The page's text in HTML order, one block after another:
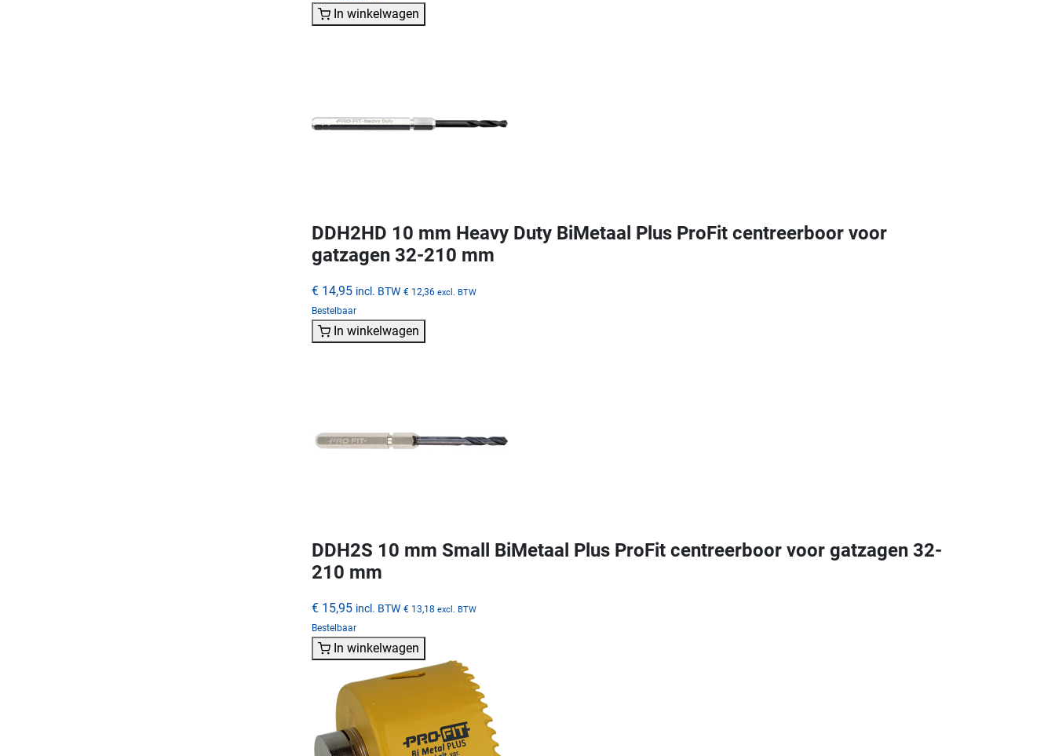
In winkelwagen
DDH2HD 10 mm Heavy Duty BiMetaal Plus ProFit centreerboor voor
gatzagen 32-210 mm
€ 14,95 incl. BTW € 12,36 excl. BTW
Bestelbaar
In winkelwagen
DDH2S 10 mm Small BiMetaal Plus ProFit centreerboor voor gatzagen 32-
210 mm
€ 15,95 incl. BTW € 13,18 excl. BTW
Bestelbaar
In winkelwagen